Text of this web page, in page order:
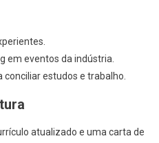
em eventos da indústria.
conciliar estudos e trabalho.
atualizado e uma carta de